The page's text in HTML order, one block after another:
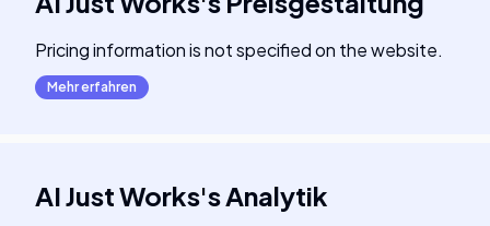
Pricing information is not specified on the website.
Mehr erfahren
AI Just Works'sAnalytik